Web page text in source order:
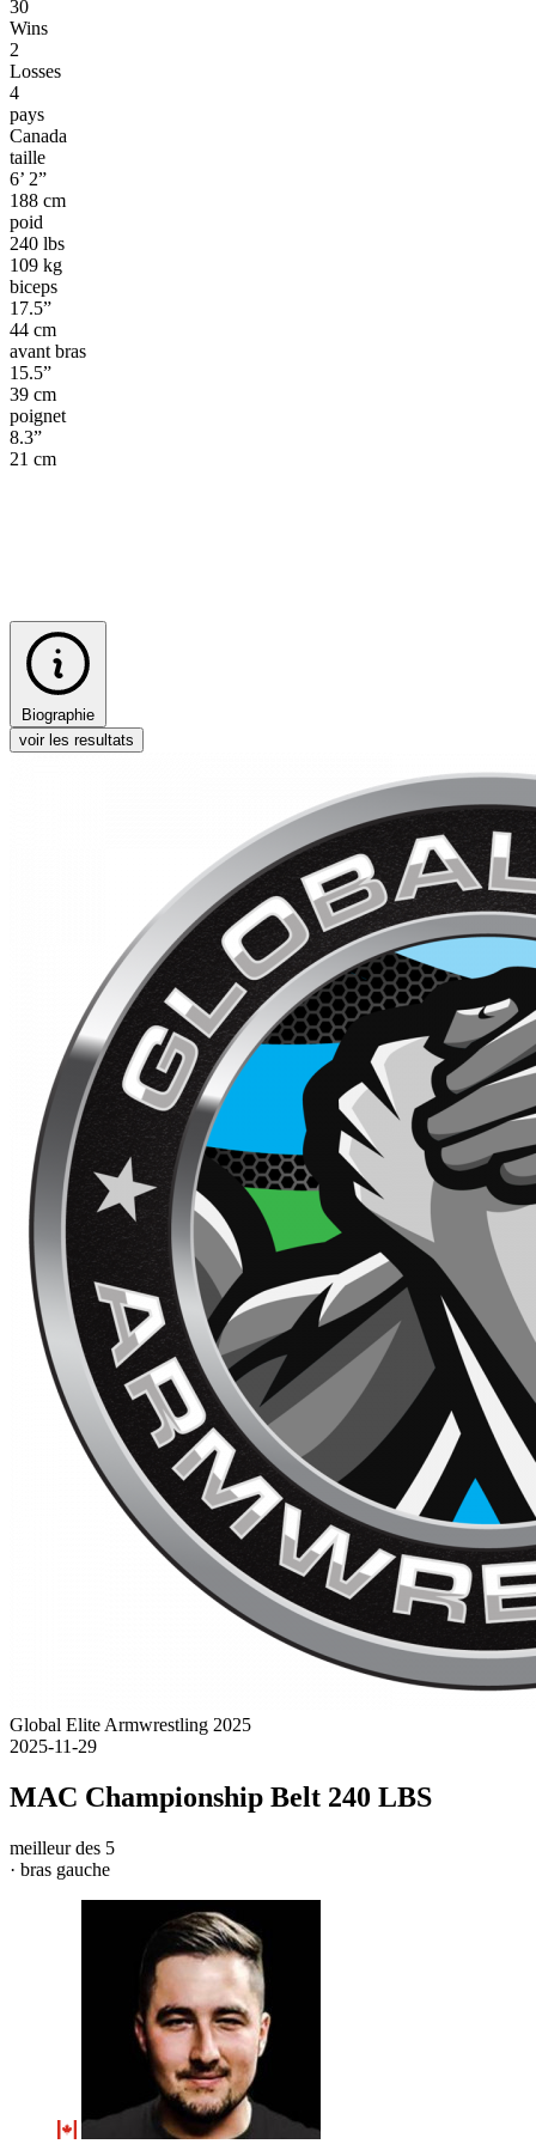
30
Wins
2
Losses
4
pays
Canada
taille
6’ 2”
188 cm
poid
240 lbs
109 kg
biceps
17.5”
44 cm
avant bras
15.5”
39 cm
poignet
8.3”
21 cm
Biographie
voir les resultats
Global Elite Armwrestling 2025
2025-11-29
MAC Championship Belt 240 LBS
meilleur des 5
· bras gauche